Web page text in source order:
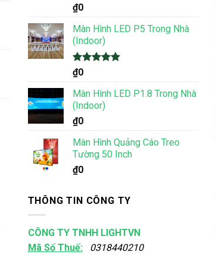
Được xếp
hạng
5 sao
₫0
Màn Hình LED P5 Trong Nhà
(Indoor)
Được xếp
hạng
5 sao
₫0
Màn Hình LED P1.8 Trong Nhà
(Indoor)
₫0
Màn Hình Quảng Cáo Treo
Tường 50 Inch
₫0
THÔNG TIN CÔNG TY
CÔNG TY TNHH LIGHTVN
Mã Số Thuế:0318440210